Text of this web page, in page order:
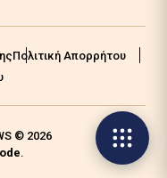
Πολιτική Απορρήτου
© 2026
.